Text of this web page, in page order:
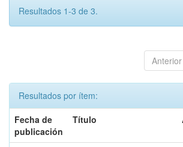
Resultados 1-3 de 3.
Anterior
Resultados por ítem:
Fecha de
publicación
Título